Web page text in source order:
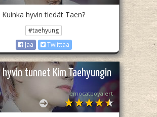
Kuinka hyvin tiedät Taen?
#taehyung
Jaa
Twiittaa
hyvin tunnet Kim Taehyungin
emocatboyalert